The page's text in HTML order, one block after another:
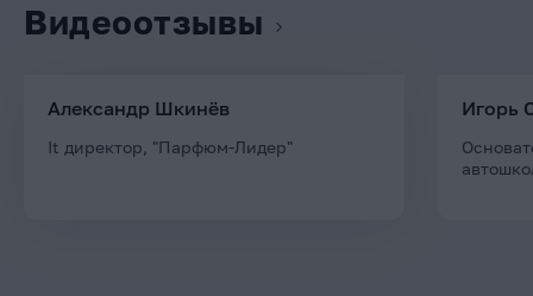
Видеоотзывы
Александр Шкинёв
It директор, "Парфюм-Лидер"
Игорь